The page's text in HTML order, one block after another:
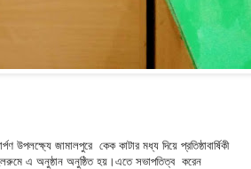
উপলক্ষ্যে জামালপুরে কেক কাটার মধ্য দিয়ে প্রতিষ্ঠাবার্ষিকী
এ অনুষ্ঠান অনুষ্ঠিত হয়।এতে সভাপতিত্ব করেন